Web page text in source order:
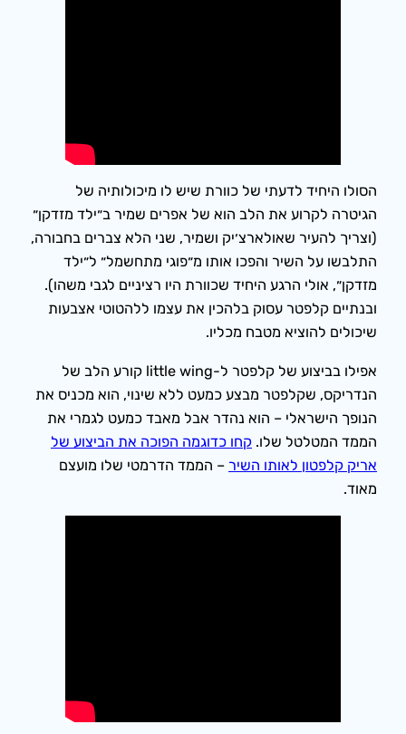
הסולו היחיד לדעתי של כוורת שיש לו מיכולותיה של
הגיטרה לקרוע את הלב הוא של אפרים שמיר ב״ילד מזדקן״
(וצריך להעיר שאולארצ׳יק ושמיר, שני הלא צברים בחבורה,
התלבשו על השיר והפכו אותו מ״פוגי מתחשמל״ ל״ילד
מזדקן״, אולי הרגע היחיד שכוורת היו רציניים לגבי משהו).
ובנתיים קלפטר עסוק בלהכין את עצמו ללהטוטי אצבעות
שיכולים להוציא מטבח מכליו.
אפילו בביצוע של קלפטר ל-little wing קורע הלב של
הנדריקס, שקלפטר מבצע כמעט ללא שינוי, הוא מכניס את
הנופך הישראלי – הוא נהדר אבל מאבד כמעט לגמרי את
הממד המטלטל שלו. קחו כדוגמה הפוכה את הביצוע של
אריק קלפטון לאותו השיר – הממד הדרמטי שלו מועצם
מאוד.